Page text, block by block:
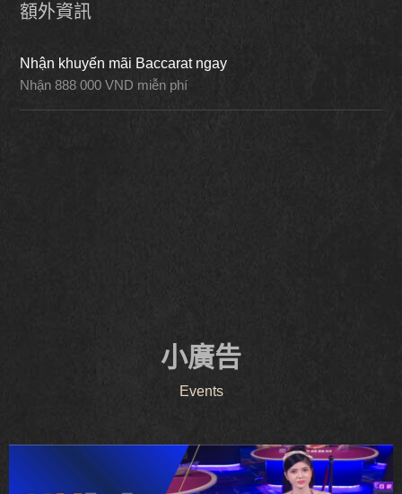
額外資訊
Nhận khuyến mãi Baccarat ngay
Nhận 888 000 VND miễn phí
小廣告
Events